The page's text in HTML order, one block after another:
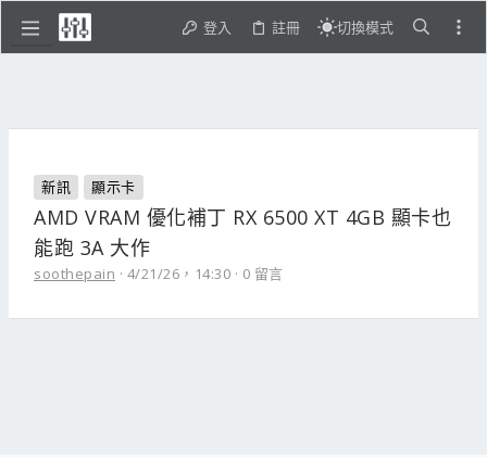
登入 註冊 切換模式
新訊 顯示卡
AMD VRAM 優化補丁 RX 6500 XT 4GB 顯卡也
能跑 3A 大作
soothepain 4/21/26，14:30 0 留言